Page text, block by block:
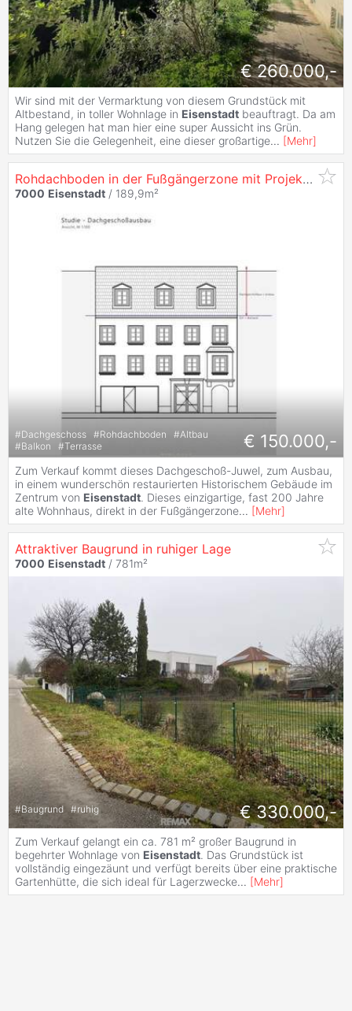
€ 260.000,-
Wir sind mit der Vermarktung von diesem Grundstück mit
Altbestand, in toller Wohnlage in Eisenstadt beauftragt. Da am
Hang gelegen hat man hier eine super Aussicht ins Grün.
Nutzen Sie die Gelegenheit, eine dieser großartige... [Mehr]
Rohdachboden in der Fußgängerzone mit Projekt für zwei Wohneinheiten
7000 Eisenstadt / 189,9m²
#Dachgeschoss #Rohdachboden #Altbau
#Balkon #Terrasse € 150.000,-
Zum Verkauf kommt dieses Dachgeschoß-Juwel, zum Ausbau,
in einem wunderschön restaurierten Historischem Gebäude im
Zentrum von Eisenstadt. Dieses einzigartige, fast 200 Jahre
alte Wohnhaus, direkt in der Fußgängerzone... [Mehr]
Attraktiver Baugrund in ruhiger Lage
7000 Eisenstadt / 781m²
#Baugrund #ruhig € 330.000,-
Zum Verkauf gelangt ein ca. 781 m² großer Baugrund in
begehrter Wohnlage von Eisenstadt. Das Grundstück ist
vollständig eingezäunt und verfügt bereits über eine praktische
Gartenhütte, die sich ideal für Lagerzwecke... [Mehr]